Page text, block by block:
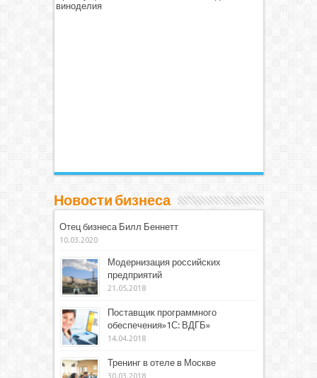
виноделия
Новости бизнеса
Отец бизнеса Билл Беннетт
10.03.2020
Модернизация российских
предприятий
21.05.2018
Поставщик программного
обеспечения»1С: ВДГБ»
14.04.2018
Тренинг в отеле в Москве